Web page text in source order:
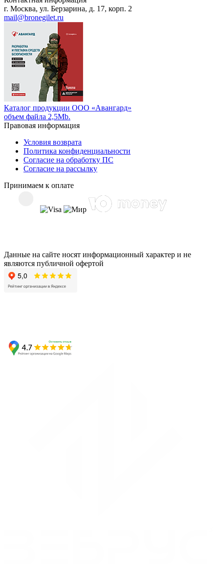
г. Москва, ул. Берзарина, д. 17, корп. 2
mail@bronegilet.ru
Каталог продукции ООО «Авангард»
объем файла 2,5Mb.
Правовая информация
Условия возврата
Политика конфиденциальности
Согласие на обработку ПС
Согласие на рассылку
Принимаем к оплате
Данные на сайте носят информационный характер и не
являются публичной офертой